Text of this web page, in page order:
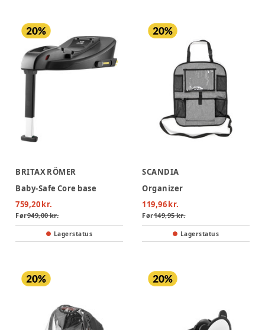
BRITAX RÖMER
Baby-Safe Core base
759,20 kr.
Før949,00 kr.
Lagerstatus
SCANDIA
Organizer
119,96 kr.
Før149,95 kr.
Lagerstatus